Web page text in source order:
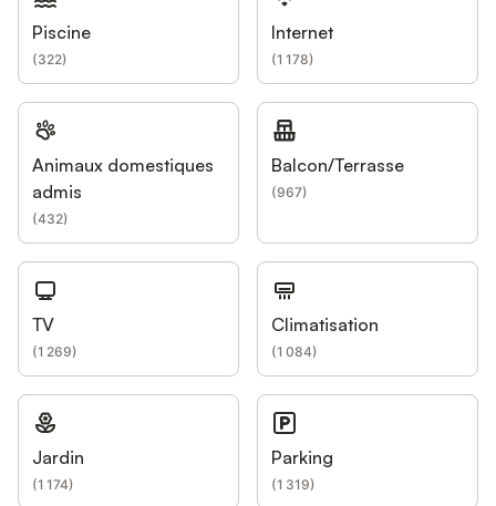
Piscine
(322)
Internet
(1 178)
Animaux domestiques
admis
(432)
Balcon/Terrasse
(967)
TV
(1 269)
Climatisation
(1 084)
Jardin
(1 174)
Parking
(1 319)